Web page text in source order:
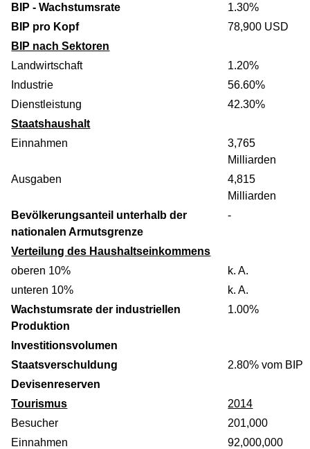
BIP - Wachstumsrate
1.30%
BIP pro Kopf
78,900 USD
BIP nach Sektoren
Landwirtschaft
1.20%
Industrie
56.60%
Dienstleistung
42.30%
Staatshaushalt
Einnahmen
3,765
Milliarden
Ausgaben
4,815
Milliarden
Bevölkerungsanteil unterhalb der
nationalen Armutsgrenze
-
Verteilung des Haushaltseinkommens
oberen 10%
k. A.
unteren 10%
k. A.
Wachstumsrate der industriellen
Produktion
1.00%
Investitionsvolumen
Staatsverschuldung
2.80% vom BIP
Devisenreserven
Tourismus
2014
Besucher
201,000
Einnahmen
92,000,000